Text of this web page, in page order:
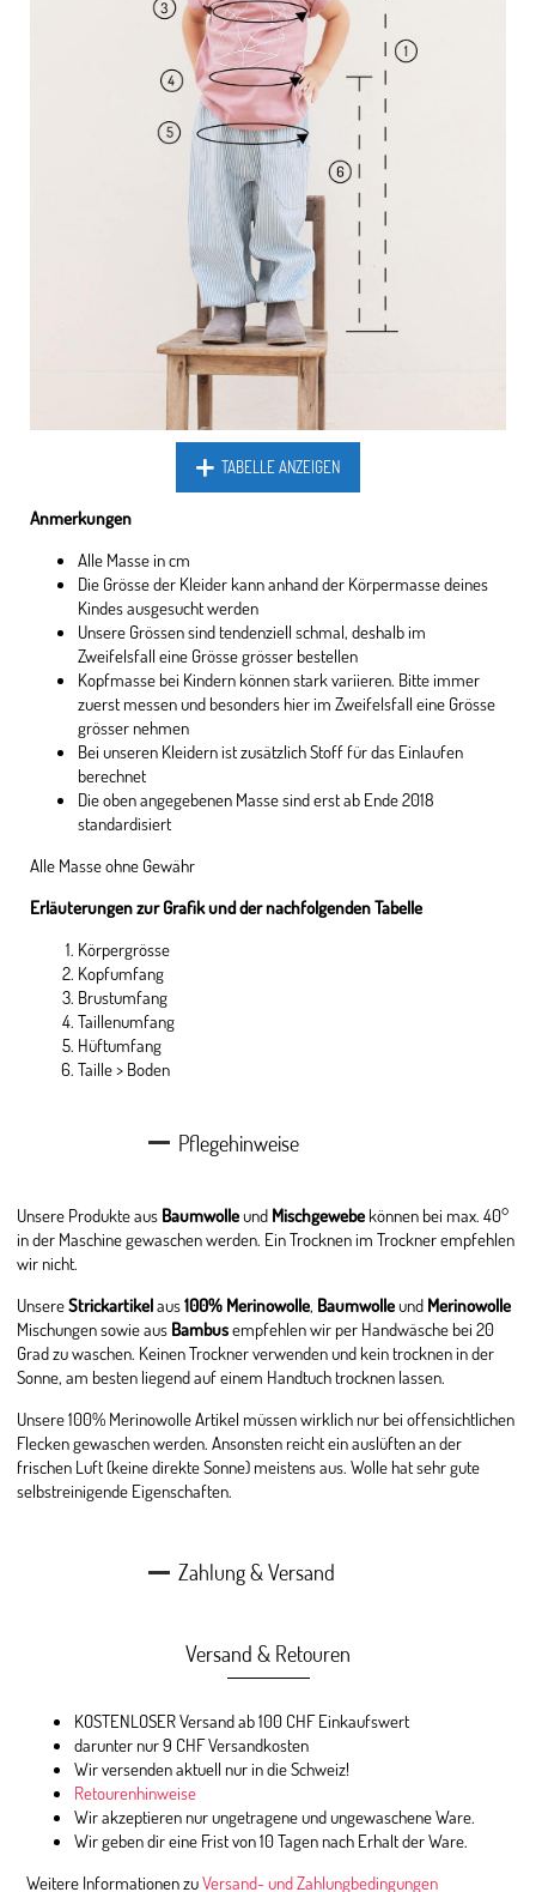
TABELLE ANZEIGEN
Anmerkungen
Alle Masse in cm
Die Grösse der Kleider kann anhand der Körpermasse deines
Kindes ausgesucht werden
Unsere Grössen sind tendenziell schmal, deshalb im
Zweifelsfall eine Grösse grösser bestellen
Kopfmasse bei Kindern können stark variieren. Bitte immer
zuerst messen und besonders hier im Zweifelsfall eine Grösse
grösser nehmen
Bei unseren Kleidern ist zusätzlich Stoff für das Einlaufen
berechnet
Die oben angegebenen Masse sind erst ab Ende 2018
standardisiert
Alle Masse ohne Gewähr
Erläuterungen zur Grafik und der nachfolgenden Tabelle
Körpergrösse
Kopfumfang
Brustumfang
Taillenumfang
Hüftumfang
Taille > Boden
Pflegehinweise
Unsere Produkte aus Baumwolleund Mischgewebe können bei max. 40°
in der Maschine gewaschen werden. Ein Trocknen im Trockner empfehlen
wir nicht.
UnsereStrickartikelaus100% Merinowolle, Baumwolleund Merinowolle
Mischungen sowie aus Bambusempfehlen wir per Handwäsche bei 20
Grad zu waschen. Keinen Trockner verwenden und kein trocknen in der
Sonne, am besten liegend auf einem Handtuch trocknen lassen.
Unsere 100% Merinowolle Artikel müssen wirklich nur bei offensichtlichen
Flecken gewaschen werden. Ansonsten reicht ein auslüften an der
frischen Luft (keine direkte Sonne) meistens aus. Wolle hat sehr gute
selbstreinigende Eigenschaften.
Zahlung & Versand
Versand & Retouren
KOSTENLOSER Versand ab 100 CHF Einkaufswert
darunter nur 9 CHF Versandkosten
Wir versenden aktuell nur in die Schweiz!
Retourenhinweise
Wir akzeptieren nur ungetragene und ungewaschene Ware.
Wir geben dir eine Frist von 10 Tagen nach Erhalt der Ware.
Weitere Informationen zuVersand- und Zahlungbedingungen